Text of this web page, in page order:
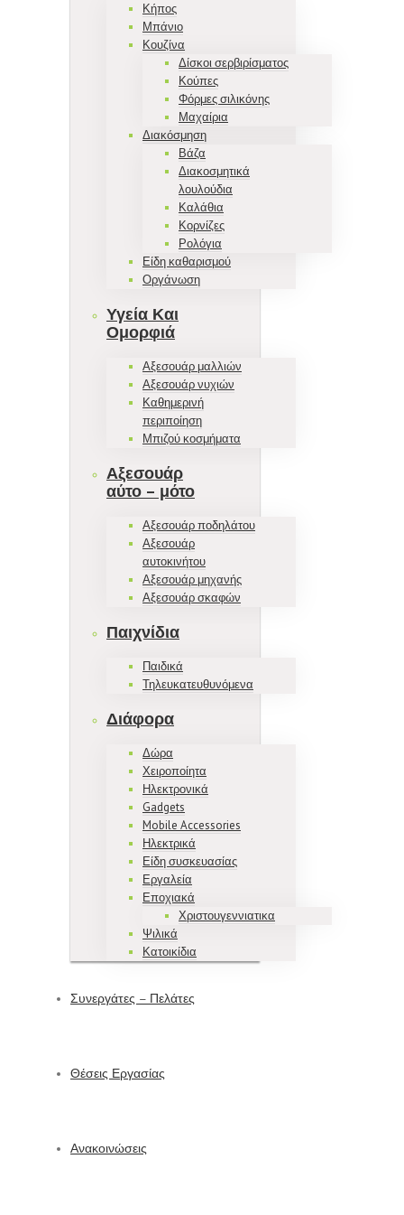
Κήπος
Μπάνιο
Κουζίνα
Δίσκοι σερβιρίσματος
Κούπες
Φόρμες σιλικόνης
Μαχαίρια
Διακόσμηση
Βάζα
Διακοσμητικά
λουλούδια
Καλάθια
Κορνίζες
Ρολόγια
Είδη καθαρισμού
Οργάνωση
Υγεία Και
Ομορφιά
Αξεσουάρ μαλλιών
Αξεσουάρ νυχιών
Καθημερινή
περιποίηση
Μπιζού κοσμήματα
Αξεσουάρ
αύτο – μότο
Αξεσουάρ ποδηλάτου
Αξεσουάρ
αυτοκινήτου
Αξεσουάρ μηχανής
Αξεσουάρ σκαφών
Παιχνίδια
Παιδικά
Τηλευκατευθυνόμενα
Διάφορα
Δώρα
Χειροποίητα
Ηλεκτρονικά
Gadgets
Mobile Accessories
Ηλεκτρικά
Είδη συσκευασίας
Εργαλεία
Εποχιακά
Χριστουγεννιατικα
Ψιλικά
Κατοικίδια
Συνεργάτες – Πελάτες
Θέσεις Εργασίας
Ανακοινώσεις